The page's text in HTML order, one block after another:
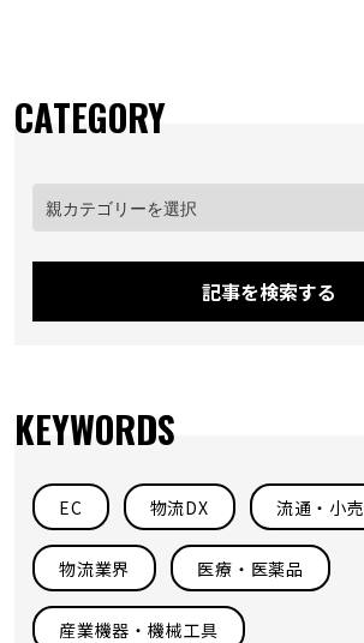
CATEGORY
記事を検索する
KEYWORDS
EC 物流DX 流通・小売
物流業界 医療・医薬品
産業機器・機械工具